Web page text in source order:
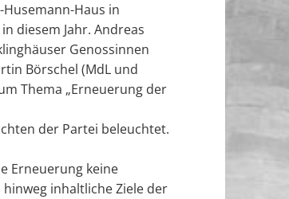
Haus in
diesem Jahr. Andreas
Genossinnen
Börschel (MdL und
Thema „Erneuerung der
der Partei beleuchtet.
Erneuerung keine
inhaltliche Ziele der